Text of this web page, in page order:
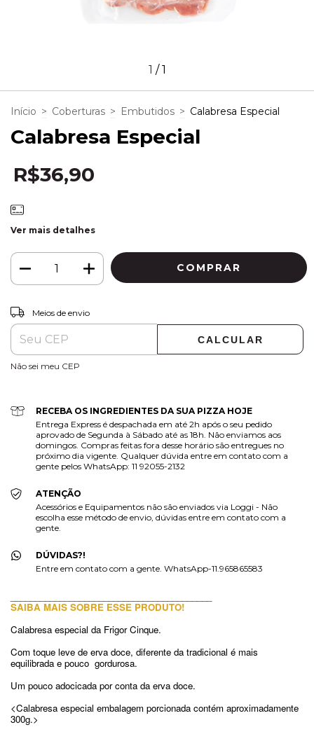
1 /1
Início > Coberturas > Embutidos > Calabresa Especial
Calabresa Especial
R$36,90
Ver mais detalhes
Entregas para o CEP:
Meios de envio
CALCULAR
Não sei meu CEP
RECEBA OS INGREDIENTES DA SUA PIZZA HOJE
Entrega Express é despachada em até 2h após o seu pedido
aprovado de Segunda à Sábado até as 18h. Não enviamos aos
domingos. Compras feitas fora desse horário são entregues no
próximo dia vigente. Qualquer dúvida entre em contato com a
gente pelos WhatsApp: 11 92055-2132
ATENÇÃO
Acessórios e Equipamentos não são enviados via Loggi - Não
escolha esse método de envio, dúvidas entre em contato com a
gente.
DÚVIDAS?!
Entre em contato com a gente. WhatsApp-11.965865583
SAIBA MAIS SOBRE ESSE PRODUTO!
Calabresa especial da Frigor Cinque.
Com toque leve de erva doce, diferente da tradicional é mais
equilibrada e pouco  gordurosa.
Um pouco adocicada por conta da erva doce.
<Calabresa especial embalagem porcionada contém aproximadamente
300g.>